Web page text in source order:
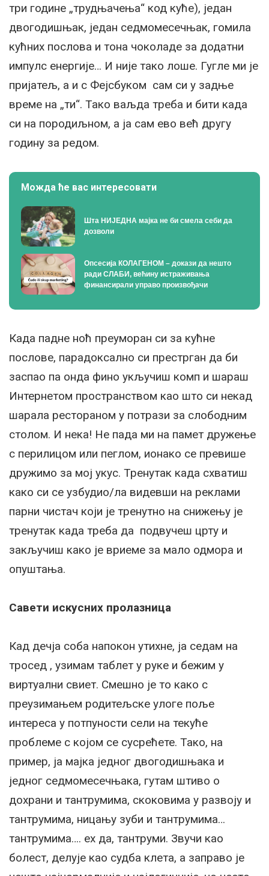
три године „трудњачења“ код куће), један
двогодишњак, један седмомесечњак, гомила
кућних послова и тона чоколаде за додатни
импулс енергије… И није тако лоше. Гугле ми је
пријатељ, а и с Фејсбуком сам си у задње
време на „ти“. Тако ваљда треба и бити када
си на породиљном, а ја сам ево већ другу
годину за редом.
Можда ће вас интересовати
Шта НИЈЕДНА мајка не би смела себи да
дозволи
Опсесија КОЛАГЕНОМ – докази да нешто
ради СЛАБИ, већину истраживања
финансирали управо произвођачи
Када падне ноћ преуморан си за кућне
послове, парадоксално си престрган да би
заспао па онда фино укључиш комп и шараш
Интернетом пространством као што си некад
шарала рестораном у потрази за слободним
столом. И нека! Не пада ми на памет дружење
с перилицом или пеглом, ионако се превише
дружимо за мој укус. Тренутак када схватиш
како си се узбудио/ла видевши на реклами
парни чистач који је тренутно на снижењу је
тренутак када треба да подвучеш црту и
закључиш како је вриеме за мало одмора и
опуштања.
Савети искусних пролазница
Кад дечја соба напокон утихне, ја седам на
тросед , узимам таблет у руке и бежим у
виртуални свиет. Смешно је то како с
преузимањем родитељске улоге поље
интереса у потпуности сели на текуће
проблеме с којом се сусрећете. Тако, на
пример, ја мајка једног двогодишњака и
једног седмомесечњака, гутам штиво о
дохрани и тантрумима, скоковима у развоју и
тантрумима, ницању зуби и тантрумима…
тантрумима…. ех да, тантруми. Звучи као
болест, делује као судба клета, а заправо је